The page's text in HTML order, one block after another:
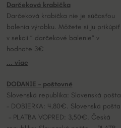
Darčeková krabička
Darčeková krabička nie je súčasťou
balenia výrobku. Môžete si ju prikúpiť
v sekcii “ darčekové balenie“ v
hodnote 3€
... viac
DODANIE – poštovné
Slovenská republika: Slovenská pošta
– DOBIERKA: 4,80€. Slovenská pošta
– PLATBA VOPRED: 3,50€. Česká